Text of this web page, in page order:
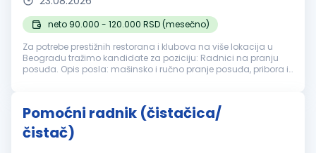
neto 90.000 - 120.000 RSD (mesečno)
Za potrebe prestižnih restorana i klubova na više lokacija u
Beogradu tražimo kandidate za poziciju: Radnici na pranju
posuđa. Opis posla: mašinsko i ručno pranje posuđa, pribora i
Pomoćni radnik (čistačica/
čistač)